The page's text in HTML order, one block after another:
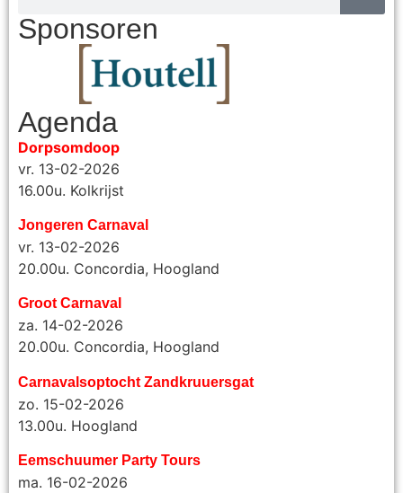
Sponsoren
Agenda
Dorpsomdoop
vr. 13-02-2026
16.00u. Kolkrijst
Jongeren Carnaval
vr. 13-02-2026
20.00u. Concordia, Hoogland
Groot Carnaval
za. 14-02-2026
20.00u. Concordia, Hoogland
Carnavalsoptocht Zandkruuersgat
zo. 15-02-2026
13.00u. Hoogland
Eemschuumer Party Tours
ma. 16-02-2026